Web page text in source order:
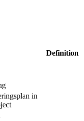
Definition
in